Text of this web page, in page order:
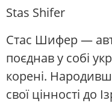
Stas Shifer
Стас Шифер —
поєднав у собі
корені.
свої цінності до